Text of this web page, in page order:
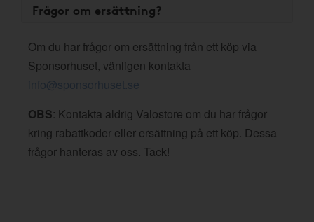
Frågor om ersättning?
Om du har frågor om ersättning från ett köp via
Sponsorhuset, vänligen kontakta
info@sponsorhuset.se
OBS: Kontakta aldrig Valostore om du har frågor
kring rabattkoder eller ersättning på ett köp. Dessa
frågor hanteras av oss. Tack!